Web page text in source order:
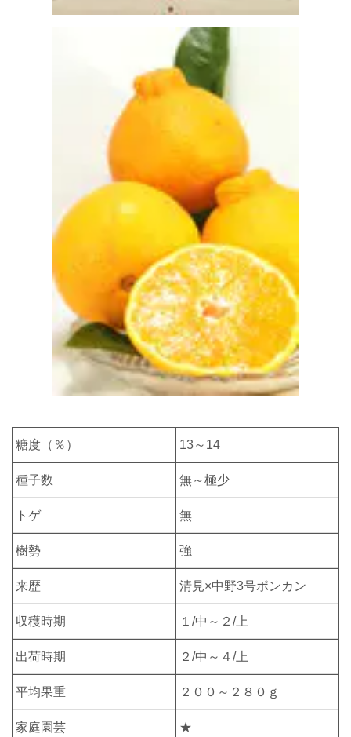
糖度（％） 13～14
種子数 無～極少
トゲ 無
樹勢 強
来歴 清見×中野3号ポンカン
収穫時期 １/中～２/上
出荷時期 ２/中 ～４/上
平均果重 ２００～２８０ｇ
家庭園芸 ★